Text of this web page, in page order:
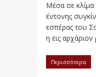
Μέσα σε κλίμα
έντονης
εσπέρας του
η εις
Περισσότερα